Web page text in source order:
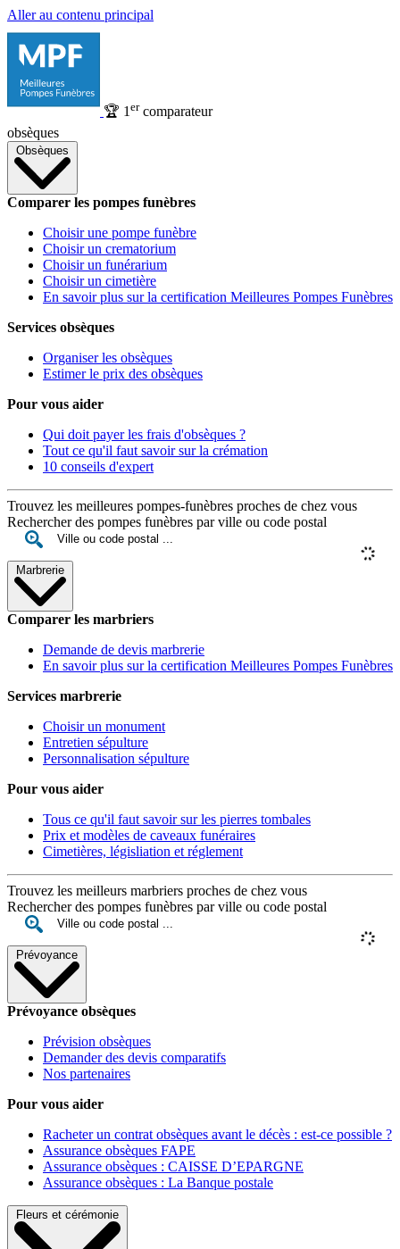
Aller au contenu principal
🏆 1 ercomparateur
obsèques
Obsèques
Comparer les pompes funèbres
Choisir une pompe funèbre
Choisir un crematorium
Choisir un funérarium
Choisir un cimetière
En savoir plus sur la certification Meilleures Pompes Funèbres
Services obsèques
Organiser les obsèques
Estimer le prix des obsèques
Pour vous aider
Qui doit payer les frais d'obsèques ?
Tout ce qu'il faut savoir sur la crémation
10 conseils d'expert
Trouvez les meilleures pompes-funèbres proches de chez vous
Rechercher des pompes funèbres par ville ou code postal
Marbrerie
Comparer les marbriers
Demande de devis marbrerie
En savoir plus sur la certification Meilleures Pompes Funèbres
Services marbrerie
Choisir un monument
Entretien sépulture
Personnalisation sépulture
Pour vous aider
Tous ce qu'il faut savoir sur les pierres tombales
Prix et modèles de caveaux funéraires
Cimetières, législiation et réglement
Trouvez les meilleurs marbriers proches de chez vous
Rechercher des pompes funèbres par ville ou code postal
Prévoyance
Prévoyance obsèques
Prévision obsèques
Demander des devis comparatifs
Nos partenaires
Pour vous aider
Racheter un contrat obsèques avant le décès : est-ce possible ?
Assurance obsèques FAPE
Assurance obsèques : CAISSE D’EPARGNE
Assurance obsèques : La Banque postale
Fleurs et cérémonie